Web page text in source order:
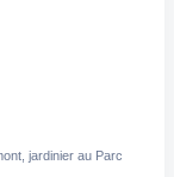
jardinier au Parc